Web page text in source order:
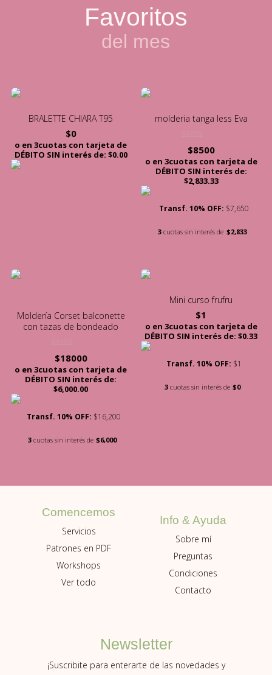
Favoritos
del mes
BRALETTE CHIARA T95
$0
o en 3cuotas con tarjeta de
DÉBITO SIN interés de: $0.00
molderia tanga less Eva
Valorado con
5.00
de 5
$8500
o en 3cuotas con tarjeta de
DÉBITO SIN interés de:
$2,833.33
Transf. 10% OFF: $7,650
3 cuotas sin interés de $2,833
Moldería Corset balconette
con tazas de bondeado
Valorado con
5.00
de 5
$18000
o en 3cuotas con tarjeta de
DÉBITO SIN interés de:
$6,000.00
Transf. 10% OFF: $16,200
3cuotas sin interés de $6,000
Mini curso frufru
$1
o en 3cuotas con tarjeta de
DÉBITO SIN interés de: $0.33
Transf. 10% OFF: $1
3cuotas sin interés de $0
Comencemos
Servicios
Patrones en PDF
Workshops
Ver todo
Info & Ayuda
Sobre mí
Preguntas
Condiciones
Contacto
Newsletter
¡Suscribite para enterarte de las novedades y